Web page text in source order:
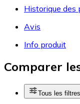
Historique des
Avis
Info produit
Comparer
Tous les filtres